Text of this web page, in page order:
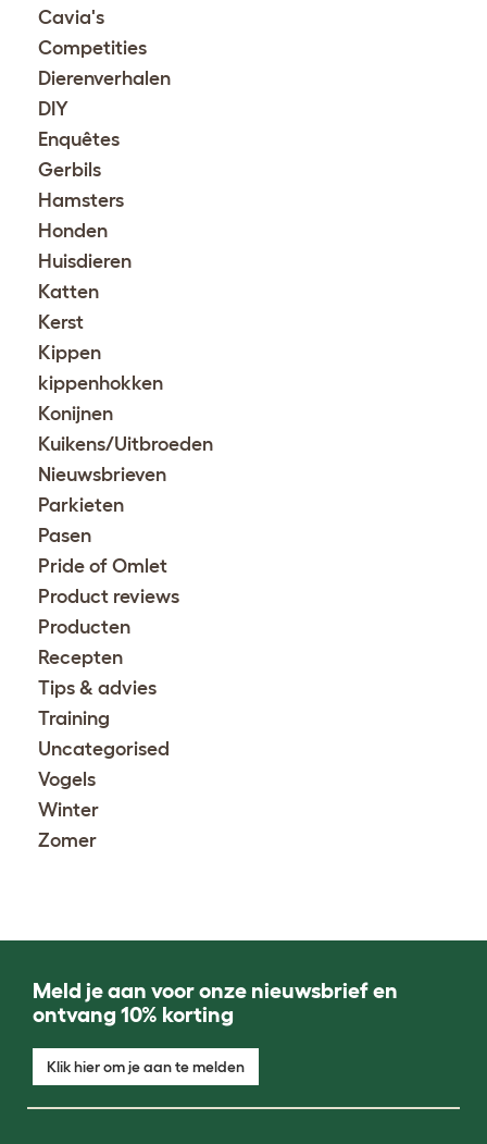
Cavia's
Competities
Dierenverhalen
DIY
Enquêtes
Gerbils
Hamsters
Honden
Huisdieren
Katten
Kerst
Kippen
kippenhokken
Konijnen
Kuikens/Uitbroeden
Nieuwsbrieven
Parkieten
Pasen
Pride of Omlet
Product reviews
Producten
Recepten
Tips & advies
Training
Uncategorised
Vogels
Winter
Zomer
Meld je aan voor onze nieuwsbrief en
ontvang 10% korting
Klik hier om je aan te melden